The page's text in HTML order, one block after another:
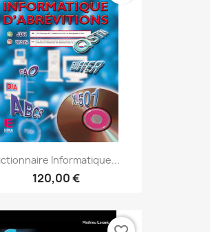
Informatique...
120,00 €